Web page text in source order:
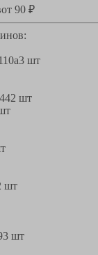
от 90 ₽
3 шт
2 шт
шт
3 шт